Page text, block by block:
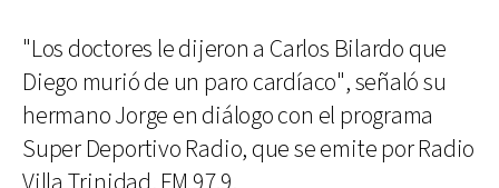
"Los doctores le dijeron a Carlos Bilardo que
Diego murió de un paro cardíaco", señaló su
hermano Jorge en diálogo con el programa
Super Deportivo Radio, que se emite por Radio